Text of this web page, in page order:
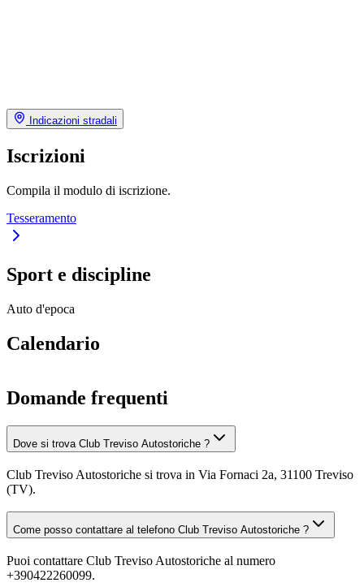
Indicazioni stradali
Iscrizioni
Compila il modulo di iscrizione.
Tesseramento
Sport e discipline
Auto d'epoca
Calendario
Domande frequenti
Dove si trova Club Treviso Autostoriche ?
Club Treviso Autostoriche si trova in Via Fornaci 2a, 31100 Treviso
(TV).
Come posso contattare al telefono Club Treviso Autostoriche ?
Puoi contattare Club Treviso Autostoriche al numero
+390422260099.